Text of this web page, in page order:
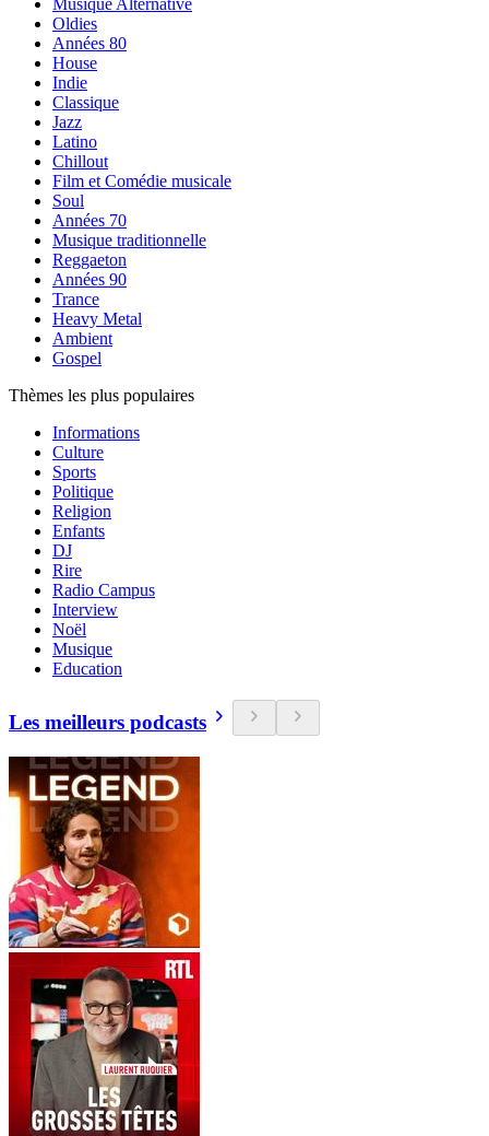
Musique Alternative
Oldies
Années 80
House
Indie
Classique
Jazz
Latino
Chillout
Film et Comédie musicale
Soul
Années 70
Musique traditionnelle
Reggaeton
Années 90
Trance
Heavy Metal
Ambient
Gospel
Thèmes les plus populaires
Informations
Culture
Sports
Politique
Religion
Enfants
DJ
Rire
Radio Campus
Interview
Noël
Musique
Education
Les meilleurs podcasts